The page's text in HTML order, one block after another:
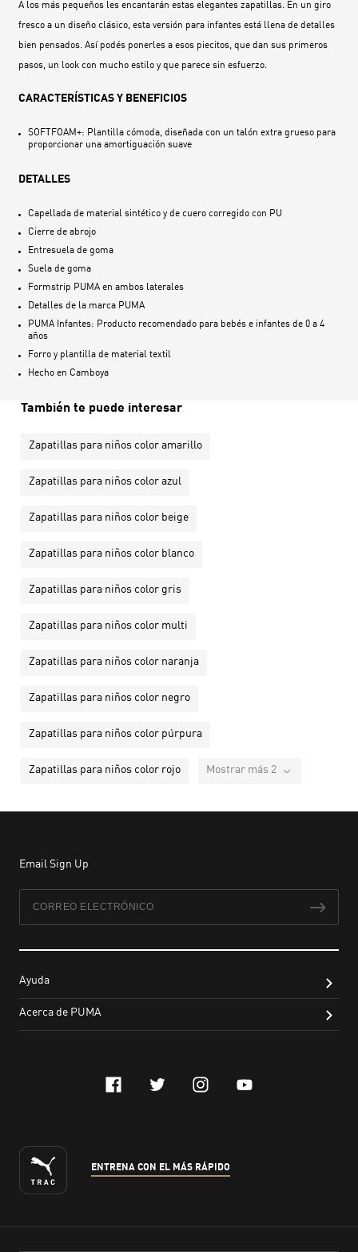
A los más pequeños les encantarán estas elegantes zapatillas. En un giro
fresco a un diseño clásico, esta versión para infantes está llena de detalles
bien pensados. Así podés ponerles a esos piecitos, que dan sus primeros
pasos, un look con mucho estilo y que parece sin esfuerzo.
CARACTERÍSTICAS Y BENEFICIOS
SOFTFOAM+: Plantilla cómoda, diseñada con un talón extra grueso para
proporcionar una amortiguación suave
DETALLES
Capellada de material sintético y de cuero corregido con PU
Cierre de abrojo
Entresuela de goma
Suela de goma
Formstrip PUMA en ambos laterales
Detalles de la marca PUMA
PUMA Infantes: Producto recomendado para bebés e infantes de 0 a 4
años
Forro y plantilla de material textil
Hecho en Camboya
También te puede interesar
Zapatillas para niños color amarillo
Zapatillas para niños color azul
Zapatillas para niños color beige
Zapatillas para niños color blanco
Zapatillas para niños color gris
Zapatillas para niños color multi
Zapatillas para niños color naranja
Zapatillas para niños color negro
Zapatillas para niños color púrpura
Zapatillas para niños color rojo Mostrar más 2